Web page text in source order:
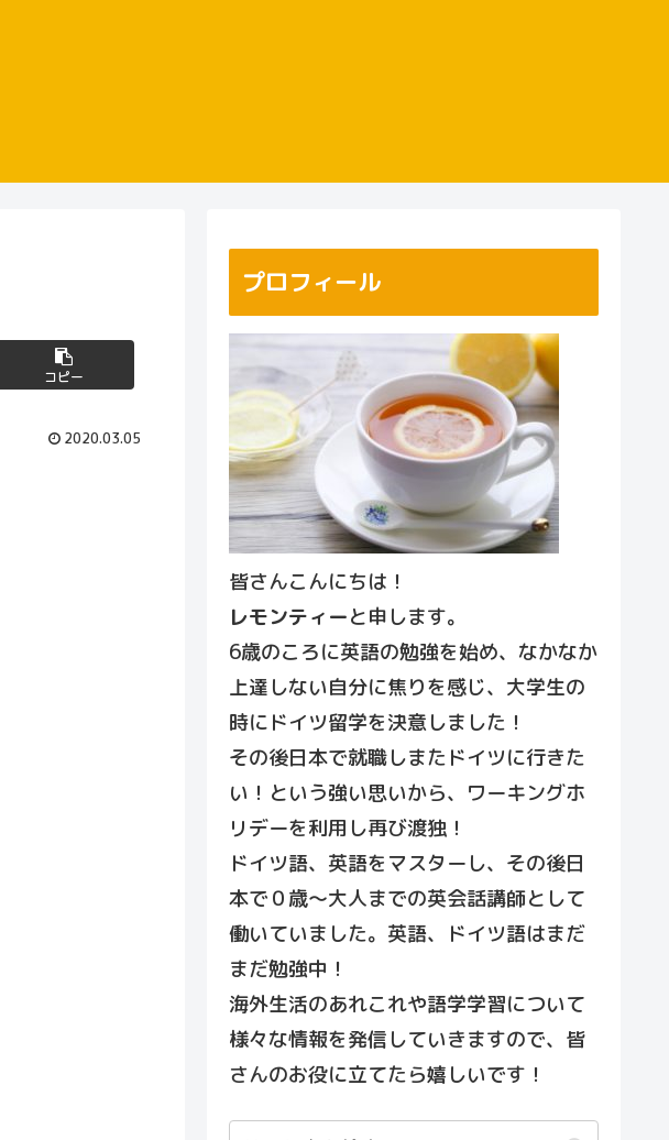
コピー
2020.03.05
プロフィール
皆さんこんにちは！
レモンティーと申します。
6歳のころに英語の勉強を始め、なかなか
上達しない自分に焦りを感じ、大学生の
時にドイツ留学を決意しました！
その後日本で就職しまたドイツに行きた
い！という強い思いから、ワーキングホ
リデーを利用し再び渡独！
ドイツ語、英語をマスターし、その後日
本で０歳～大人までの英会話講師として
働いていました。英語、ドイツ語はまだ
まだ勉強中！
海外生活のあれこれや語学学習について
様々な情報を発信していきますので、皆
さんのお役に立てたら嬉しいです！